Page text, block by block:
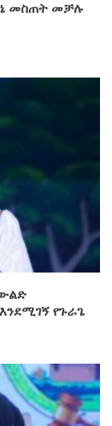
መስጠት መቻሉ
የጉራጌ